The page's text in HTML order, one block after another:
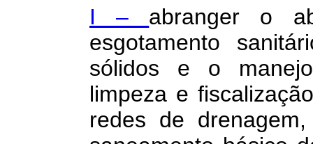
I – abranger o
esgotamento
sólidos e o
limpeza e
redes de